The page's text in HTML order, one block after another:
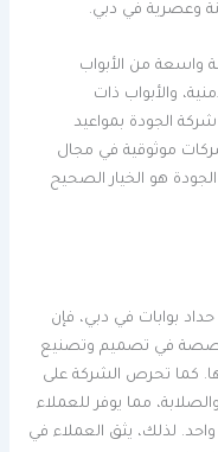
وعصرية في دبي.
واسعة من الأبواب
والأبواب ذات
الجودة بمواعيد
موثوقية في مجال
هو الخيار الصحيح
بوابات في دبي، فإن
في تصميم وتصنيع
كما تحرص الشركة على
مما يوفر للعملاء
واحد. لذلك، يثق العملاء في